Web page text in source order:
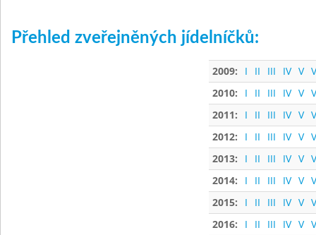
Přehled zveřejněných jídelníčků:
2009: I II III IV V
2010:
I II III IV V
2011:
I II III IV V
2012:
I II III IV V
2013:
I II III IV V
2014:
I II III IV V
2015:
I II III IV V
2016:
I II III IV V